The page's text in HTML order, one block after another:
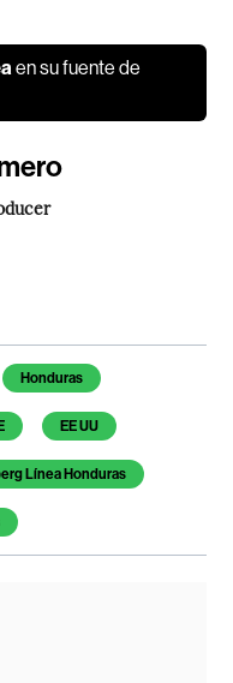
en su fuente de
Honduras
EE UU
Línea Honduras